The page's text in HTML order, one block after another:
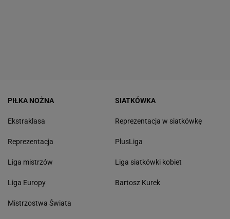
PIŁKA NOŻNA
Ekstraklasa
Reprezentacja
Liga mistrzów
Liga Europy
Mistrzostwa Świata
SIATKÓWKA
Reprezentacja w siatkówkę
PlusLiga
Liga siatkówki kobiet
Bartosz Kurek